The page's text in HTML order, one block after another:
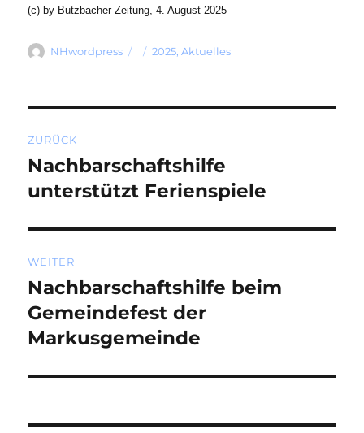
(c) by Butzbacher Zeitung, 4. August 2025
Autor
NHwordpress
Veröffentlicht
Kategorien
2025,Aktuelles
ZURÜCK
Vorheriger
Beitrag:
Nachbarschaftshilfe
unterstützt Ferienspiele
WEITER
Nächster
Beitrag:
Nachbarschaftshilfe beim
Gemeindefest der
Markusgemeinde